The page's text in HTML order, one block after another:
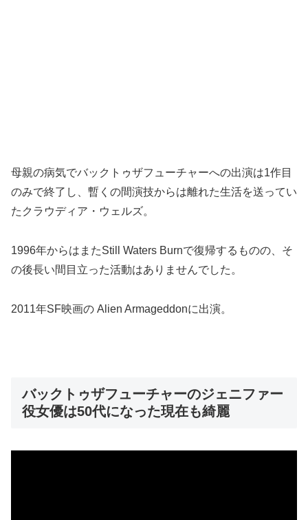
母親の病気でバックトゥザフューチャーへの出演は1作目
のみで終了し、暫くの間演技からは離れた生活を送ってい
たクラウディア・ウェルズ。
1996年からはまたStill Waters Burnで復帰するものの、そ
の後長い間目立った活動はありませんでした。
2011年SF映画の Alien Armageddonに出演。
バックトゥザフューチャーのジェニファー
役女優は50代になった現在も綺麗